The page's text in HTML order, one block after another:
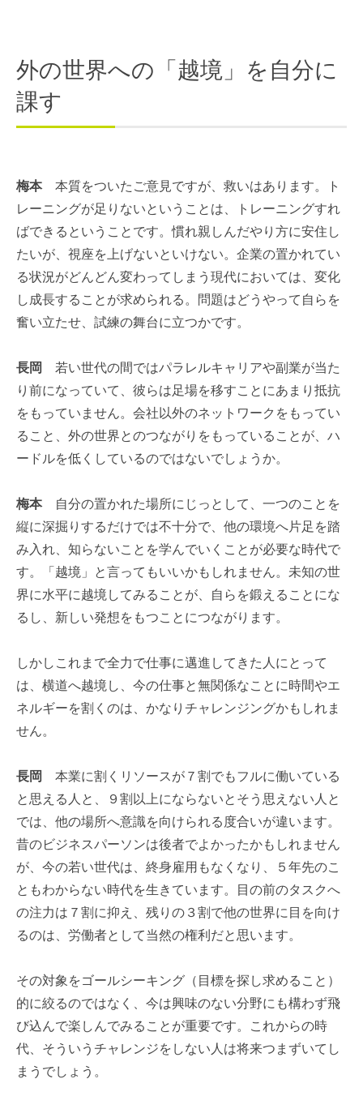
外の世界への「越境」を自分に
課す
梅本本質をついたご意見ですが、救いはあります。ト
レーニングが足りないということは、トレーニングすれ
ばできるということです。慣れ親しんだやり方に安住し
たいが、視座を上げないといけない。企業の置かれてい
る状況がどんどん変わってしまう現代においては、変化
し成長することが求められる。問題はどうやって自らを
奮い立たせ、試練の舞台に立つかです。
長岡
若い世代の間ではパラレルキャリアや副業が当た
り前になっていて、彼らは足場を移すことにあまり抵抗
をもっていません。会社以外のネットワークをもってい
ること、外の世界とのつながりをもっていることが、ハ
ードルを低くしているのではないでしょうか。
梅本自分の置かれた場所にじっとして、一つのことを
縦に深掘りするだけでは不十分で、他の環境へ片足を踏
み入れ、知らないことを学んでいくことが必要な時代で
す。「越境」と言ってもいいかもしれません。未知の世
界に水平に越境してみることが、自らを鍛えることにな
るし、新しい発想をもつことにつながります。
しかしこれまで全力で仕事に邁進してきた人にとって
は、横道へ越境し、今の仕事と無関係なことに時間やエ
ネルギーを割くのは、かなりチャレンジングかもしれま
せん。
長岡
本業に割くリソースが７割でもフルに働いている
と思える人と、９割以上にならないとそう思えない人と
では、他の場所へ意識を向けられる度合いが違います。
昔のビジネスパーソンは後者でよかったかもしれません
が、今の若い世代は、終身雇用もなくなり、５年先のこ
ともわからない時代を生きています。目の前のタスクへ
の注力は７割に抑え、残りの３割で他の世界に目を向け
るのは、労働者として当然の権利だと思います。
その対象をゴールシーキング（目標を探し求めること）
的に絞るのではなく、今は興味のない分野にも構わず飛
び込んで楽しんでみることが重要です。これからの時
代、そういうチャレンジをしない人は将来つまずいてし
まうでしょう。